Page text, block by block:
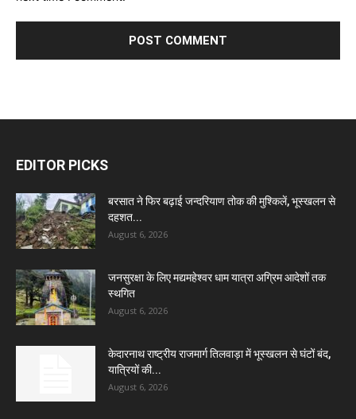
EDITOR PICKS
बरसात ने फिर बढ़ाई जन्दरियाण तोक की मुश्किलें, भूस्खलन से
दहशत...
August 6, 2026
जनसुरक्षा के लिए मद्यमहेश्वर धाम यात्रा अग्रिम आदेशों तक
स्थगित
August 6, 2026
केदारनाथ राष्ट्रीय राजमार्ग तिलवाड़ा में भूस्खलन से घंटों बंद,
यात्रियों की...
August 6, 2026